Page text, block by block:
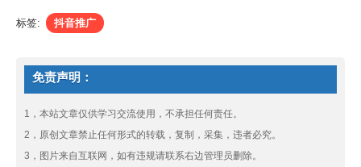
标签: 抖音推广
免责声明：
1，本站文章仅供学习交流使用，不承担任何责任。
2，原创文章禁止任何形式的转载，复制，采集，违者必究。
3，图片来自互联网，如有违规请联系右边管理员删除。